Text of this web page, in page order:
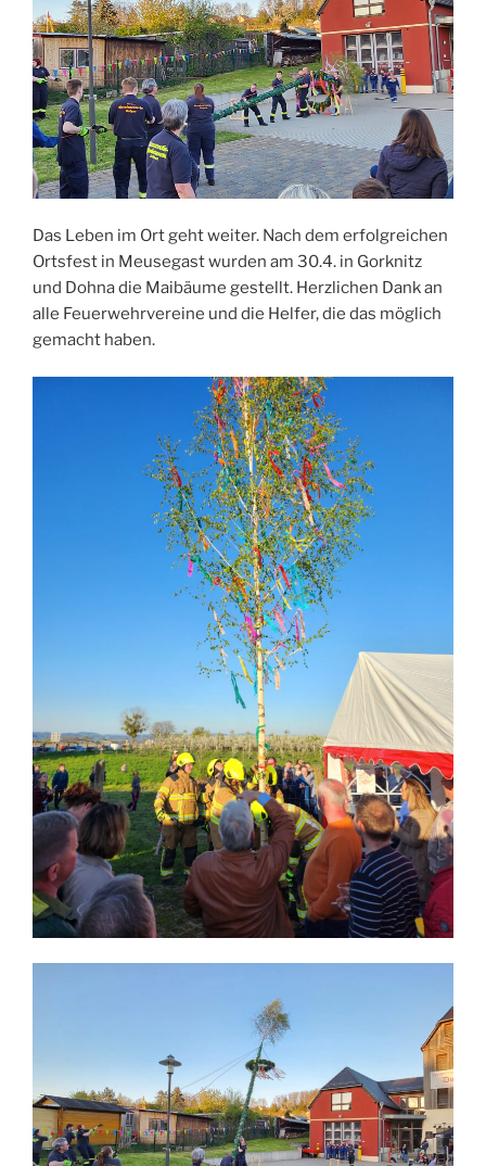
Das Leben im Ort geht weiter. Nach dem erfolgreichen
Ortsfest in Meusegast wurden am 30.4. in Gorknitz
und Dohna die Maibäume gestellt. Herzlichen Dank an
alle Feuerwehrvereine und die Helfer, die das möglich
gemacht haben.